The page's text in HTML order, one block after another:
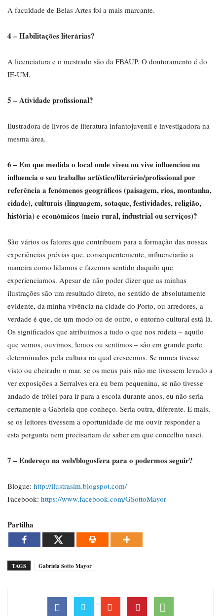
A faculdade de Belas Artes foi a mais marcante.
4 – Habilitações literárias?
A licenciatura e o mestrado são da FBAUP. O doutoramento é do
IE-UM.
5 – Atividade profissional?
Ilustradora de livros de literatura infantojuvenil e investigadora na
mesma área.
6 – Em que medida o local onde viveu ou vive influenciou ou
influencia o seu trabalho artístico/literário/profissional por
referência a fenómenos geográficos (paisagem, rios, montanha,
cidade), culturais (linguagem, sotaque, festividades, religião,
história) e económicos (meio rural, industrial ou serviços)?
São vários os fatores que contribuem para a formação das nossas
experiências prévias que, consequentemente, influenciarão a
maneira como lidamos e fazemos sentido daquilo que
experienciamos. Apesar de não poder dizer que as minhas
ilustrações são um resultado direto, no sentido de absolutamente
evidente, da minha vivência na cidade do Porto, ou arredores, a
verdade é que, de um modo ou de outro, o entorno cultural está lá.
Os significados que atribuímos a tudo o que nos rodeia – aquilo
que vemos, ouvimos, lemos ou sentimos – são em grande parte
determinados pela cultura na qual crescemos. Se nunca tivesse
visto ou cheirado o mar, se os meus pais não me tivessem levado a
ver exposições a Serralves era eu bem pequenina, se não tivesse
andado de trólei para ir para a escola durante anos, eu não seria
certamente a Gabriela que conheço. Seria outra, diferente. E mais,
se os leitores tivessem a oportunidade de me ouvir responder a
esta pergunta nem precisariam de saber em que concelho nasci.
7 – Endereço na web/blogosfera para o podermos seguir?
Blogue: http://ilustrasim.blogspot.com/
Facebook: https://www.facebook.com/GSottoMayor
Partilha
TAGS Gabriela Sotto Mayor